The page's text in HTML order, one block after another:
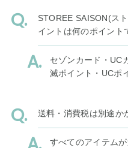
STOREE SAISON(ス
イントは何のポイント
セゾンカード・UC
滅ポイント・UCポ
送料・消費税は別途か
すべてのアイテム